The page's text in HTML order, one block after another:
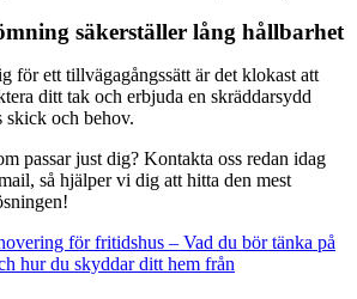
säkerställer lång hållbarhet
för ett tillvägagångssätt är det klokast att
ditt tak och erbjuda en skräddarsydd
och behov.
passar just dig? Kontakta oss redan idag
så hjälper vi dig att hitta den mest
för fritidshus – Vad du bör tänka på
hur du skyddar ditt hem från